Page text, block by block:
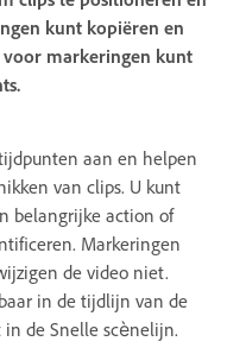
kunt kopiëren en
markeringen kunt
aan en helpen
van clips. U kunt
belangrijke action of
Markeringen
de video niet.
in de tijdlijn van de
de Snelle scènelijn.